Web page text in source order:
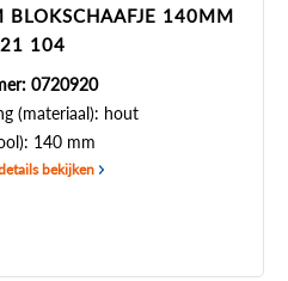
BLOKSCHAAFJE 140MM
21 104
0720920
(materiaal): hout
140 mm
bekijken